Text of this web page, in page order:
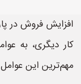
افزایش فروش در
کار دیگری، به
مهم‌ترین این